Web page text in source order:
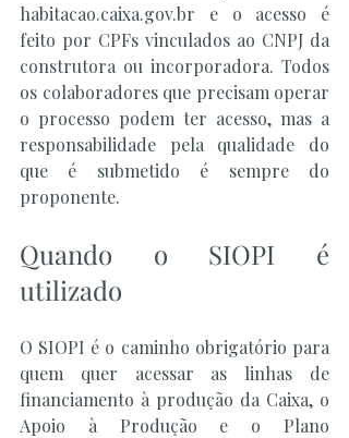
habitacao.caixa.gov.br e o acesso é
feito por CPFs vinculados ao CNPJ da
construtora ou incorporadora. Todos
os colaboradores que precisam operar
o processo podem ter acesso, mas a
responsabilidade pela qualidade do
que é submetido é sempre do
proponente.
Quando o SIOPI é
utilizado
O SIOPI é o caminho obrigatório para
quem quer acessar as linhas de
financiamento à produção da Caixa, o
Apoio à Produção e o Plano